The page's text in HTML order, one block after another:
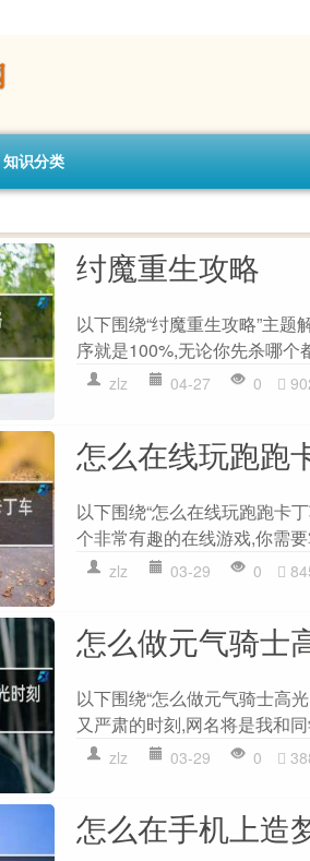
知识分类
纣魔重生攻略
以下围绕“纣魔重生攻略”主
序就是100%,无论你先杀哪个
zlz 04-27 0
怎么在线玩跑跑
以下围绕“怎么在线玩跑跑卡
个非常有趣的在线游戏,你需
zlz 03-29 0
怎么做元气骑士
以下围绕“怎么做元气骑士高
又严肃的时刻,网名将是我和
zlz 03-29 0
怎么在手机上造